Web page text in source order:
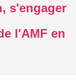
s'engager
l'AMF en